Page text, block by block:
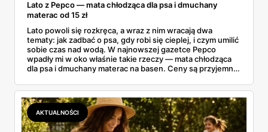
Lato z Pepco — mata chłodząca dla psa i dmuchany
materac od 15 zł
Lato powoli się rozkręca, a wraz z nim wracają dwa
tematy: jak zadbać o psa, gdy robi się cieplej, i czym umilić
sobie czas nad wodą. W najnowszej gazetce Pepco
wpadły mi w oko właśnie takie rzeczy — mata chłodząca
dla psa i dmuchany materac na basen. Ceny są przyjemne:
Zebrałam to, co naprawdę warto rozważyć na ten sezon
— dla czworonoga w domu i dla całej rodziny nad wodą.
AKTUALNOŚCI